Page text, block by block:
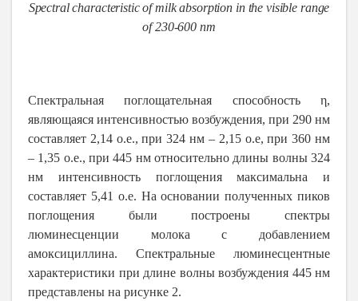
Spectral characteristic of milk absorption in the visible range
of 230-600 nm
Спектральная поглощательная способность η,
являющаяся интенсивностью возбуждения, при 290 нм
составляет 2,14 о.е., при 324 нм – 2,15 о.е, при 360 нм
– 1,35 о.е., при 445 нм относительно длины волны 324
нм интенсивность поглощения максимальна и
составляет 5,41 о.е. На основании полученных пиков
поглощения были построены спектры
люминесценции молока с добавлением
амоксициллина. Спектральные люминесцентные
характеристики при длине волны возбуждения 445 нм
представлены на рисунке 2.